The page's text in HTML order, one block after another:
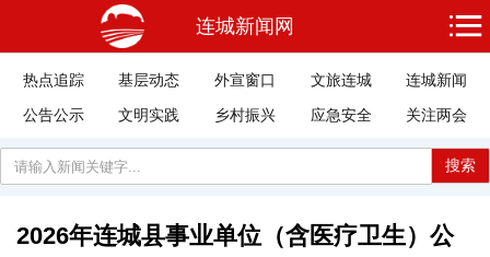
连城新闻网
热点追踪 基层动态 外宣窗口 文旅连城
连城新闻
公告公示
文明实践 乡村振兴 应急安全 关注两会
搜索
2026年连城县事业单位（含医疗卫生）公